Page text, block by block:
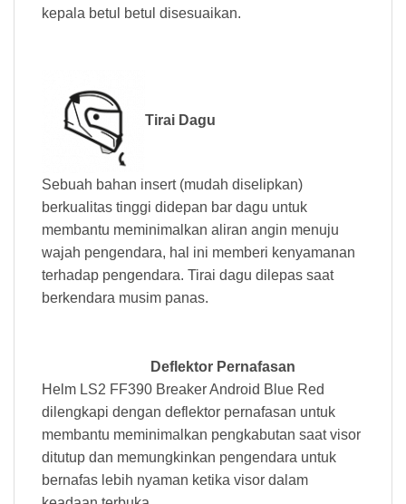
kepala betul betul disesuaikan.
Tirai Dagu
Sebuah bahan insert (mudah diselipkan)
berkualitas tinggi didepan bar dagu untuk
membantu meminimalkan aliran angin menuju
wajah pengendara, hal ini memberi kenyamanan
terhadap pengendara. Tirai dagu dilepas saat
berkendara musim panas.
Deflektor Pernafasan
Helm LS2 FF390 Breaker Android Blue Red
dilengkapi dengan deflektor pernafasan untuk
membantu meminimalkan pengkabutan saat visor
ditutup dan memungkinkan pengendara untuk
bernafas lebih nyaman ketika visor dalam